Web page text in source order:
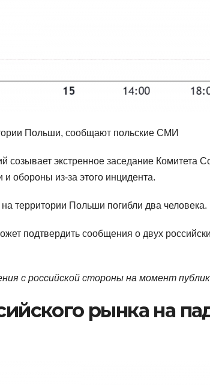
Польши, сообщают польские СМИ
созывает экстренное заседание Комитета
и обороны из-за этого инцидента.
на территории Польши погибли два человека.
подтвердить сообщения о двух
с российской стороны на момент
рынка на